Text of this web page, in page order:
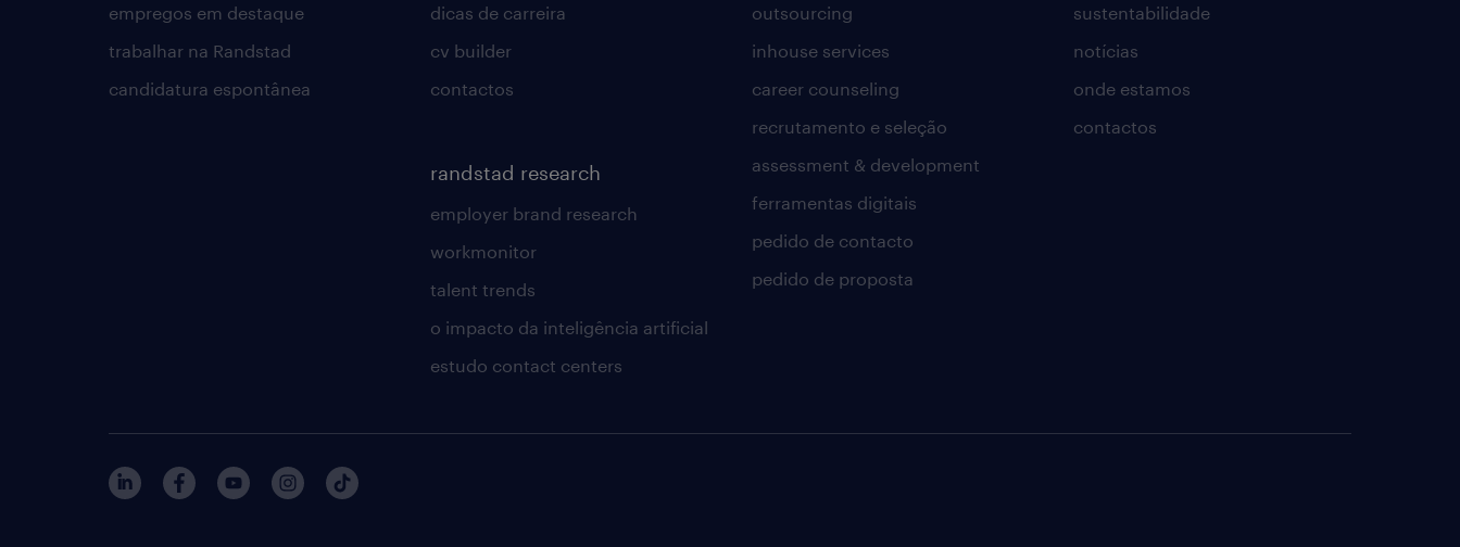
empregos em destaque
trabalhar na Randstad
candidatura espontânea
dicas de carreira
cv builder
contactos
randstad research
employer brand research
workmonitor
talent trends
o impacto da inteligência artificial
estudo contact centers
outsourcing
inhouse services
career counseling
recrutamento e seleção
assessment & development
ferramentas digitais
pedido de contacto
pedido de proposta
sustentabilidade
notícias
onde estamos
contactos